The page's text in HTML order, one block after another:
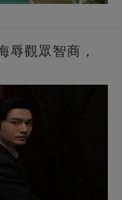
辱觀眾智商，